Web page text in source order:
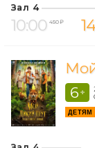
Зал 4
10:00 450 ₽
6 +
ДЕТЯМ